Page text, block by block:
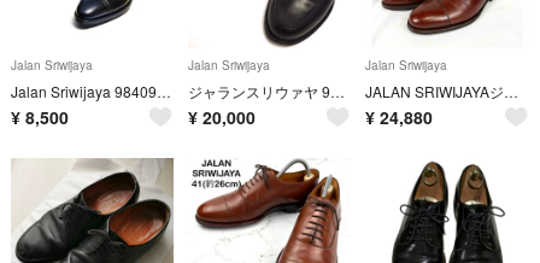
Jalan Sriwijaya
Jalan Sriwijaya 98409 ブラックカーフビジネスシューズ
¥ 8,500
Jalan Sriwijaya
ジャランスリウァヤ 98998 18045コインローファー UK7(26cm相当
¥ 20,000
Jalan Sriwijaya
JALAN SRIWIJAYAジャランスリワヤ98861ストレートチップブラウン
¥ 24,880